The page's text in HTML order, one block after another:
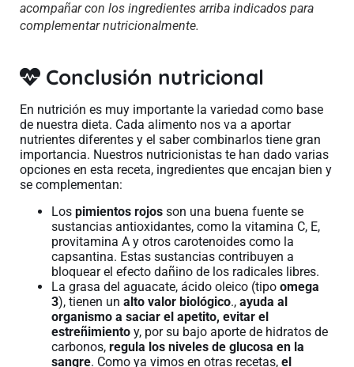
acompañar con los ingredientes arriba indicados para
complementar nutricionalmente.
Conclusión nutricional
En nutrición es muy importante la variedad como base
de nuestra dieta. Cada alimento nos va a aportar
nutrientes diferentes y el saber combinarlos tiene gran
importancia. Nuestros nutricionistas te han dado varias
opciones en esta receta, ingredientes que encajan bien y
se complementan:
Los pimientos rojos son una buena fuente se
sustancias antioxidantes, como la vitamina C, E,
provitamina A y otros carotenoides como la
capsantina. Estas sustancias contribuyen a
bloquear el efecto dañino de los radicales libres.
La grasa del aguacate, ácido oleico (tipo omega
3), tienen un alto valor biológico., ayuda al
organismo a saciar el apetito, evitar el
estreñimiento y, por su bajo aporte de hidratos de
carbonos, regula los niveles de glucosa en la
sangre. Como ya vimos en otras recetas, el